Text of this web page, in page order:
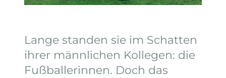
Lange standen sie im Schatten
ihrer männlichen Kollegen: die
Fußballerinnen. Doch das